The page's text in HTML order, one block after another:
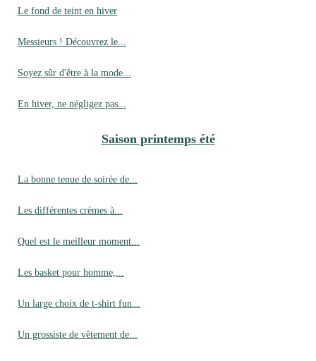
Le fond de teint en hiver
Messieurs ! Découvrez le...
Soyez sûr d'être à la mode...
En hiver, ne négligez pas...
Saison printemps été
La bonne tenue de soirée de...
Les différentes crèmes à...
Quel est le meilleur moment...
Les basket pour homme,...
Un large choix de t-shirt fun...
Un grossiste de vêtement de...